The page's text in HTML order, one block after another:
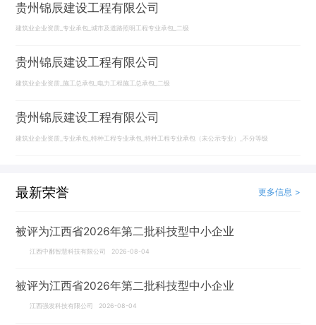
贵州锦辰建设工程有限公司
建筑业企业资质_专业承包_城市及道路照明工程专业承包_二级
贵州锦辰建设工程有限公司
建筑业企业资质_施工总承包_电力工程施工总承包_二级
贵州锦辰建设工程有限公司
建筑业企业资质_专业承包_特种工程专业承包_特种工程专业承包（未公示专业）_不分等级
最新荣誉 更多信息 >
被评为江西省2026年第二批科技型中小企业
江西中鄱智慧科技有限公司 2026-08-04
被评为江西省2026年第二批科技型中小企业
江西强发科技有限公司 2026-08-04